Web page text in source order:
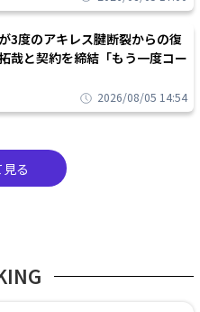
3度のアキレス腱断裂からの復
哉と契約を締結「もう一度コー
2026/08/05 14:54
る